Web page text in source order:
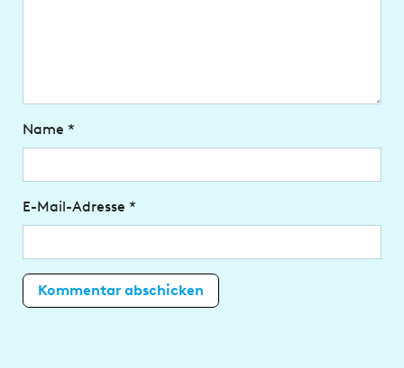
Name *
E-Mail-Adresse *